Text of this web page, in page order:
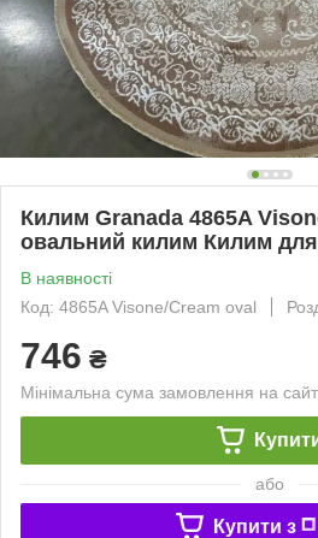
Килим Granada 4865A
овальний килим Килим для
В наявності
Код: 4865A Visone/Cream oval
746 ₴
Мінімальна сума замовлення на
або
Купити з